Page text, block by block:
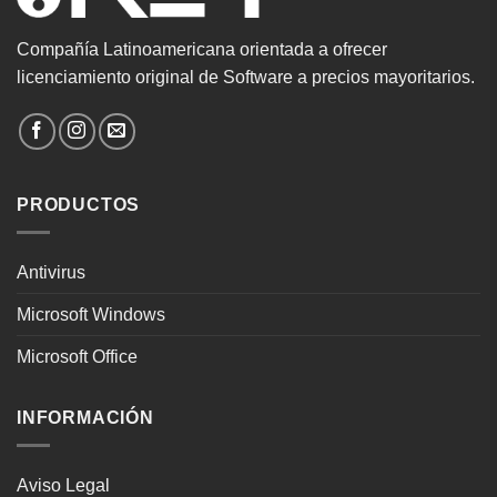
Compañía Latinoamericana orientada a ofrecer
licenciamiento original de Software a precios mayoritarios.
PRODUCTOS
Antivirus
Microsoft Windows
Microsoft Office
INFORMACIÓN
Aviso Legal